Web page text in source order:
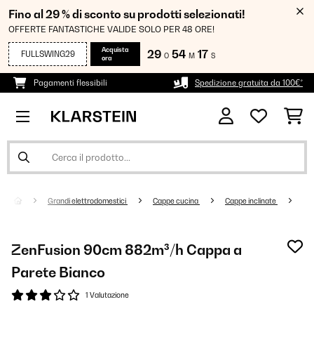
Fino al 29 % di sconto su prodotti selezionati!
OFFERTE FANTASTICHE VALIDE SOLO PER 48 ORE!
FULLSWING29
Acquista
ora
29 O 54 M 16 S
Pagamenti flessibili Spedizione gratuita da 100€*
Grandi elettrodomestici Cappe cucina Cappe inclinate
ZenFusion 90cm 882m³/h Cappa a
Parete Bianco
1 Valutazione